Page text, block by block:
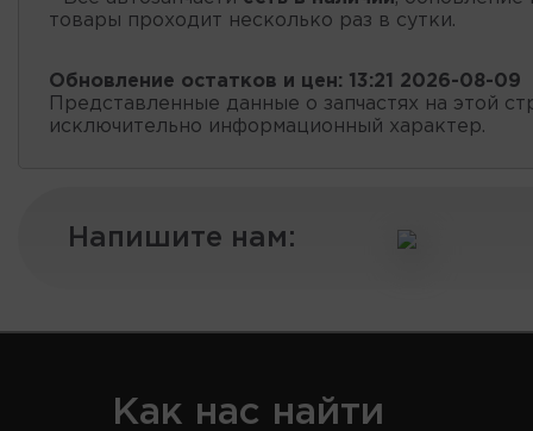
товары проходит несколько раз в сутки.
Обновление остатков и цен: 13:21 2026-08-09
Представленные данные о запчастях на этой
исключительно информационный характер.
Напишите нам:
Как нас найти